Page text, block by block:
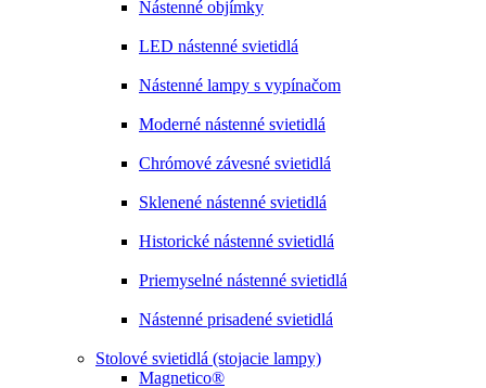
Nástenné objímky
LED nástenné svietidlá
Nástenné lampy s vypínačom
Moderné nástenné svietidlá
Chrómové závesné svietidlá
Sklenené nástenné svietidlá
Historické nástenné svietidlá
Priemyselné nástenné svietidlá
Nástenné prisadené svietidlá
Stolové svietidlá (stojacie lampy)
Magnetico®